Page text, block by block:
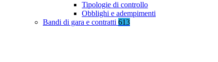
Tipologie di controllo
Obblighi e adempimenti
Bandi di gara e contratti 613